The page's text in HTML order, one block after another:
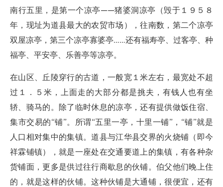
南行五里，是第一个凉亭——猪婆洞凉亭（毁于１９５８
年，现址为道县最大的农贸市场），往南数，第二个凉亭
双屋凉亭，第三个凉亭寡婆亭……还有福寿亭、过客亭、种
福亭、平安亭、乐善亭等凉亭。
在山区、丘陵穿行的古道，一般宽１米左右，最宽处不超
过１．５米，上面走的大部分都是挑夫，有钱人也有坐
轿、骑马的。除了临时休息的凉亭，还有提供做饭住宿、
集市交易的“铺”。所谓“五里一亭，十里一铺”，“铺”就是
人口相对集中的集镇。道县与江华县交界的火烧铺（即今
祥霖铺镇），就是一座处在交通要道上的集镇，有各种杂
货铺面，更多是供过往行商歇息的伙铺。伯父他们晚上住
的，就是这样的伙铺。这种伙铺是大通铺，很便宜，还有